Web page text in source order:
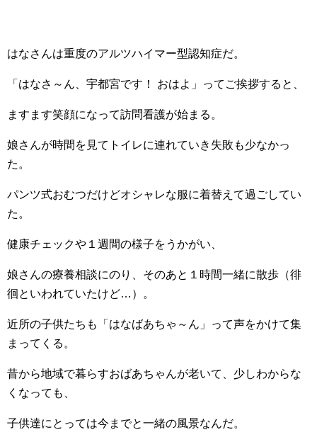
はなさんは重度のアルツハイマー型認知症だ。
「はなさ～ん、宇都宮です！ おはよ」ってご挨拶すると、
ますます笑顔になって訪問看護が始まる。
娘さんが時間を見てトイレに連れていき失敗も少なかっ
た。
パンツ式おむつだけどオシャレな服に着替えて過ごしてい
た。
健康チェックや１週間の様子をうかがい、
娘さんの療養相談にのり、そのあと１時間一緒に散歩（徘
徊といわれていたけど…）。
近所の子供たちも「はなばあちゃ～ん」って声をかけて集
まってくる。
昔から地域で暮らすおばあちゃんが老いて、少しわからな
くなっても、
子供達にとっては今までと一緒の風景なんだ。